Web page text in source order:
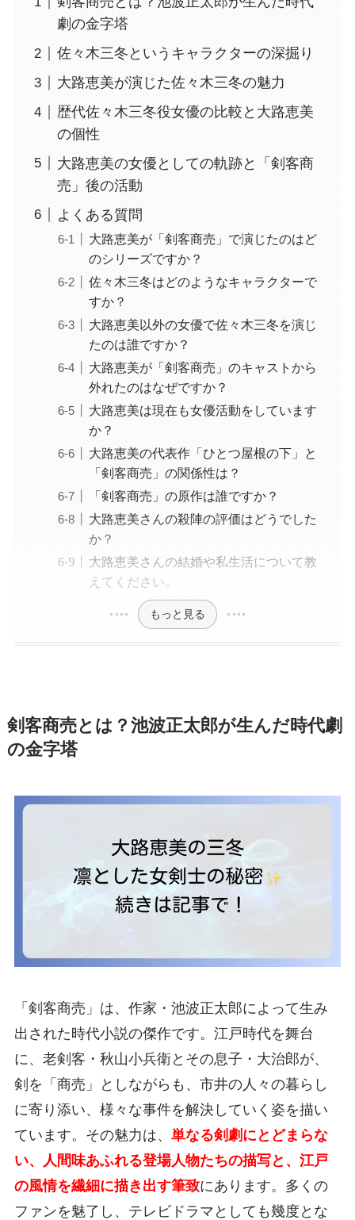
劇の金字塔
佐々木三冬というキャラクターの深掘り
大路恵美が演じた佐々木三冬の魅力
歴代佐々木三冬役女優の比較と大路恵美
の個性
大路恵美の女優としての軌跡と「剣客商
売」後の活動
よくある質問
大路恵美が「剣客商売」で演じたのはど
のシリーズですか？
佐々木三冬はどのようなキャラクターで
すか？
大路恵美以外の女優で佐々木三冬を演じ
たのは誰ですか？
大路恵美が「剣客商売」のキャストから
外れたのはなぜですか？
大路恵美は現在も女優活動をしています
か？
大路恵美の代表作「ひとつ屋根の下」と
「剣客商売」の関係性は？
「剣客商売」の原作は誰ですか？
大路恵美さんの殺陣の評価はどうでした
か？
大路恵美さんの結婚や私生活について教
えてください。
もっと見る
剣客商売とは？池波正太郎が生んだ時代劇
の金字塔
「剣客商売」は、作家・池波正太郎によって生み
出された時代小説の傑作です。江戸時代を舞台
に、老剣客・秋山小兵衛とその息子・大治郎が、
剣を「商売」としながらも、市井の人々の暮らし
に寄り添い、様々な事件を解決していく姿を描い
ています。その魅力は、 単なる剣劇にとどまらな
い、人間味あふれる登場人物たちの描写と、江戸
の風情を繊細に描き出す筆致にあります。多くの
ファンを魅了し、テレビドラマとしても幾度とな